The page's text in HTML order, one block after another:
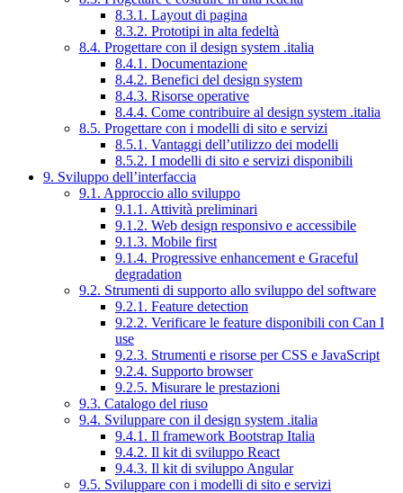
8.3.1. Layout di pagina
8.3.2. Prototipi in alta fedeltà
8.4. Progettare con il design system .italia
8.4.1. Documentazione
8.4.2. Benefici del design system
8.4.3. Risorse operative
8.4.4. Come contribuire al design system .italia
8.5. Progettare con i modelli di sito e servizi
8.5.1. Vantaggi dell’utilizzo dei modelli
8.5.2. I modelli di sito e servizi disponibili
9. Sviluppo dell’interfaccia
9.1. Approccio allo sviluppo
9.1.1. Attività preliminari
9.1.2. Web design responsivo e accessibile
9.1.3. Mobile first
9.1.4. Progressive enhancement e Graceful
degradation
9.2. Strumenti di supporto allo sviluppo del software
9.2.1. Feature detection
9.2.2. Verificare le feature disponibili con Can I
use
9.2.3. Strumenti e risorse per CSS e JavaScript
9.2.4. Supporto browser
9.2.5. Misurare le prestazioni
9.3. Catalogo del riuso
9.4. Sviluppare con il design system .italia
9.4.1. Il framework Bootstrap Italia
9.4.2. Il kit di sviluppo React
9.4.3. Il kit di sviluppo Angular
9.5. Sviluppare con i modelli di sito e servizi